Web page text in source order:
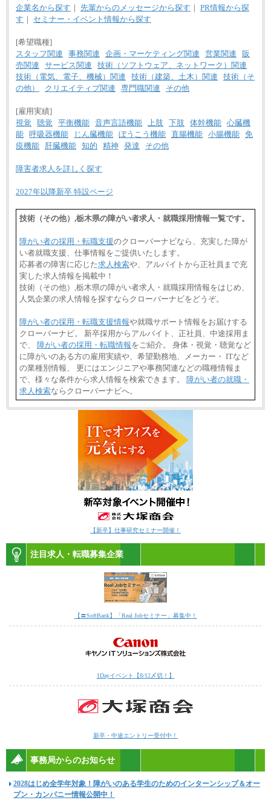
企業名から探す ｜ 先輩からのメッセージから探す ｜ PR情報から探
す ｜ セミナー・イベント情報から探す
[希望職種]
スタッフ関連
事務関連 企画・マーケティング関連 営業関連
販
売関連
サービス関連
技術（ソフトウェア、ネットワーク）関連
技術（電気、電子、機械）関連
技術（建築、土木）関連
技術（そ
の他）
クリエイティブ関連 専門職関連 その他
[雇用実績]
視覚
聴覚 平衡機能 音声言語機能 上肢 下肢 体幹機能 心臓機
能 呼吸器機能 じん臓機能 ぼうこう機能 直腸機能 小腸機能 免
疫機能
肝臓機能 知的 精神 発達 その他
障害者求人を詳しく探す
2027年以降新卒 特設ページ
技術（その他）,栃木県の障がい者求人・就職採用情報一覧です。
障がい者の採用・転職支援のクローバーナビなら、充実した障が
い者就職支援、仕事情報をご提供いたします。
応募者の障害に応じた求人検索や、アルバイトから正社員まで充
実した求人情報を掲載中！
技術（その他）,栃木県の障がい者求人・就職採用情報をはじめ、
人気企業の求人情報を探すならクローバーナビをどうぞ。
障がい者の採用・転職支援情報や就職サポート情報をお届けする
クローバーナビ。 新卒採用からアルバイト、正社員、中途採用ま
で、 障がい者の採用・転職情報をご紹介。 身体・視覚・聴覚など
に障がいのある方の雇用実績や、希望勤務地、メーカー・ ITなど
の業種別情報、 更にはエンジニアや事務関連などの職種情報ま
で、様々な条件から求人情報を検索できます。 障がい者の就職・
求人検索ならクローバーナビへ。
【新卒】仕事研究セミナー開催！
注目求人・転職募集企業
【〓SoftBank】「Real Jobセミナー」募集中！
1Dayイベント【8/12〆切！】
新卒・中途エントリー受付中！
事務局からのお知らせ
2028はじめ全学年対象！障がいのある学生のためのインターンシップ＆オー
プン・カンパニー情報公開中！